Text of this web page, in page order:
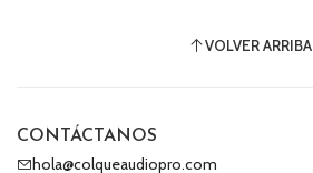
VOLVER ARRIBA
CONTÁCTANOS
hola@colqueaudiopro.com